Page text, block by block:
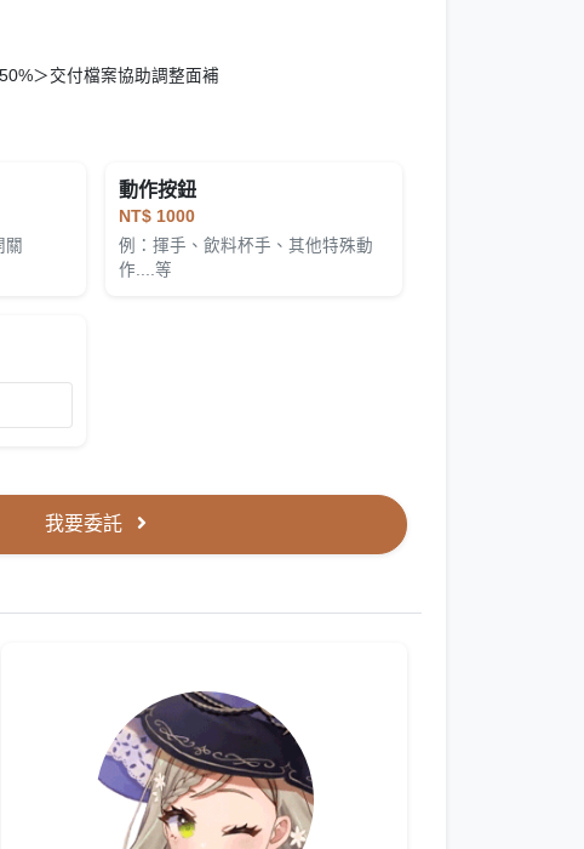
＞交付檔案協助調整面補
關
動作按鈕
NT$ 1000
例：揮手、飲料杯手、其他特殊動
作....等
我要委託